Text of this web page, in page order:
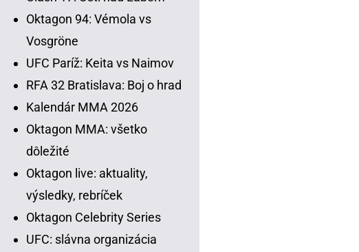
Oktagon 94: Vémola vs
Vosgröne
UFC Paríž: Keita vs Naimov
RFA 32 Bratislava: Boj o hrad
Kalendár MMA 2026
Oktagon MMA: všetko
dôležité
Oktagon live: aktuality,
výsledky, rebríček
Oktagon Celebrity Series
UFC: slávna organizácia